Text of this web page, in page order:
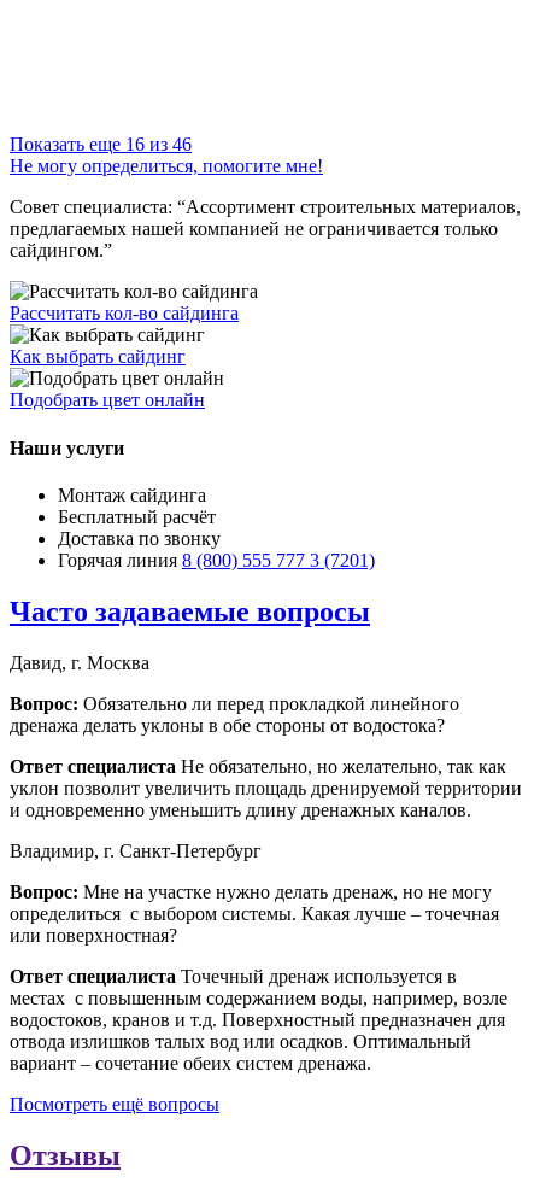
Показать еще 16 из 46
Не могу определиться, помогите мне!
Совет специалиста: “Ассортимент строительных материалов,
предлагаемых нашей компанией не ограничивается только
сайдингом.”
Рассчитать кол-во сайдинга
Как выбрать сайдинг
Подобрать цвет онлайн
Наши услуги
Монтаж сайдинга
Бесплатный расчёт
Доставка по звонку
Горячая линия 8 (800) 555 777 3 (7201)
Часто задаваемые вопросы
Давид, г. Москва
Вопрос: Обязательно ли перед прокладкой линейного
дренажа делать уклоны в обе стороны от водостока?
Ответ специалиста Не обязательно, но желательно, так как
уклон позволит увеличить площадь дренируемой территории
и одновременно уменьшить длину дренажных каналов.
Владимир, г. Санкт-Петербург
Вопрос: Мне на участке нужно делать дренаж, но не могу
определиться с выбором системы. Какая лучше – точечная
или поверхностная?
Ответ специалиста Точечный дренаж используется в
местах с повышенным содержанием воды, например, возле
водостоков, кранов и т.д. Поверхностный предназначен для
отвода излишков талых вод или осадков. Оптимальный
вариант – сочетание обеих систем дренажа.
Посмотреть ещё вопросы
Отзывы